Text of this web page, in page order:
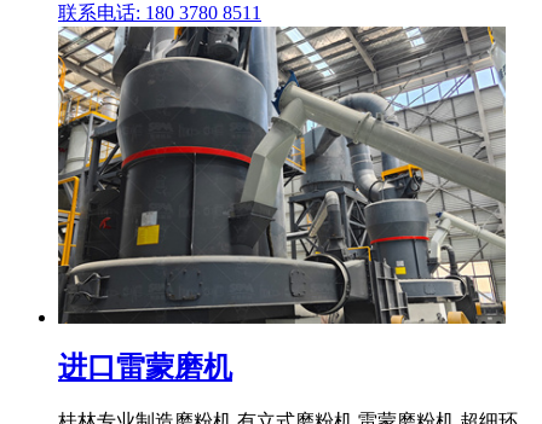
联系电话: 180 3780 8511
进口雷蒙磨机